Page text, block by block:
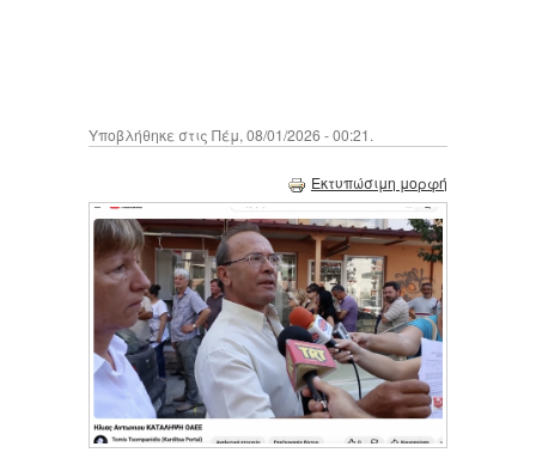
Υποβλήθηκε στις Πέμ, 08/01/2026 - 00:21.
Εκτυπώσιμη μορφή